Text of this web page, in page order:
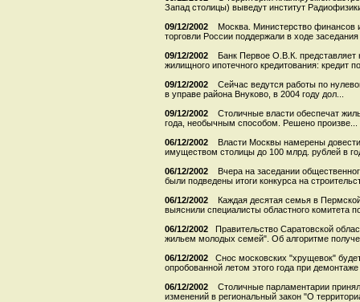
Запад столицы) выведут институт
09/12/2002
Москва. Министерство финансов
торговли России поддержали в ходе
09/12/2002
Банк Первое О.В.К.
жилищного ипотечного кредитования: кредит
09/12/2002
Сейчас ведутся работы по
в управе района Внуково, в 2004 году дол...
09/12/2002
Столичные власти обеспечат
года, необычным способом. Решено произве...
06/12/2002
Власти Москвы намерены
имуществом столицы до 100 млрд. рублей в
06/12/2002
Вчера на заседании
были подведены итоги конкурса на
06/12/2002
Каждая десятая семья в
выяснили специалисты областного комитета
06/12/2002
Правительство Саратовской
жильем молодых семей". Об алгоритме
06/12/2002
Снос московских "хрущевок"
опробованной летом этого года при
06/12/2002
Столичные парламентарии
изменений в региональный закон "О